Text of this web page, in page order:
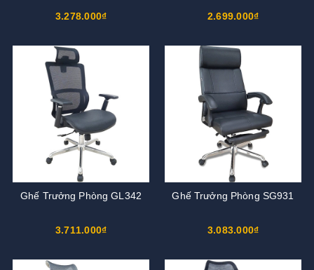
3.278.000₫ 2.699.000₫
Ghế Trưởng Phòng GL342
3.711.000₫
Ghế Trưởng Phòng SG931
3.083.000₫